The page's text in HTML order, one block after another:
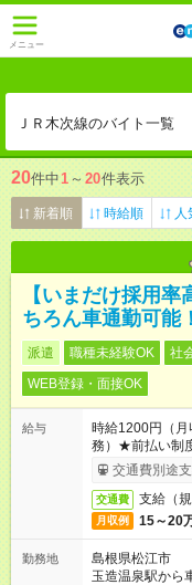
メニュー
ＪＲ木次線のバイト一覧
20件中1 ～ 20件表示
新着順 時給順 人
【いまだけ採用
ちろん車通勤可能！
派遣 職種未経験OK 社
WEB登録・面接OK
給与
時給1200円（
務）★前払い制
交通費別途
交通費 支給（
月収例 15～20
勤務地
島根県松江市
玉造温泉駅から